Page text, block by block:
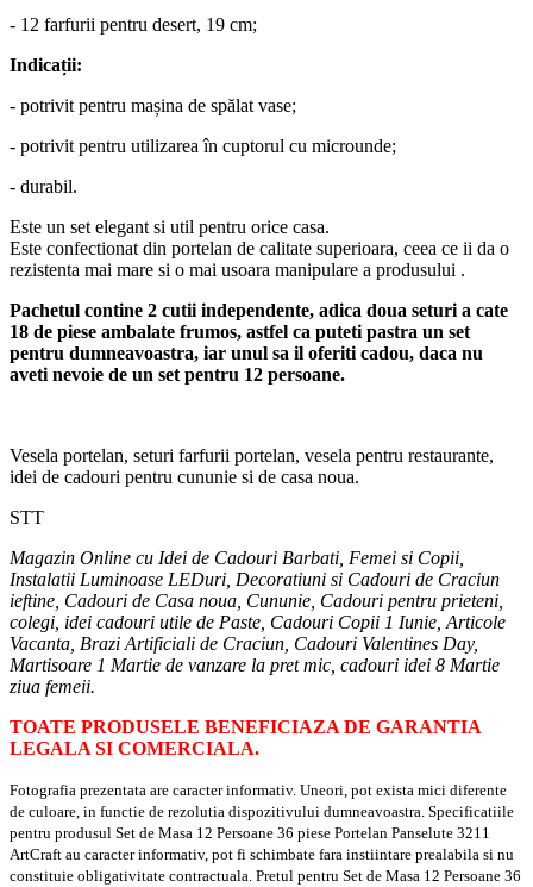
- 12 farfurii pentru desert, 19 cm;
Indicații:
- potrivit pentru mașina de spălat vase;
- potrivit pentru utilizarea în cuptorul cu microunde;
- durabil.
Este un set elegant si util pentru orice casa.
Este confectionat din portelan de calitate superioara, ceea ce ii da o
rezistenta mai mare si o mai usoara manipulare a produsului .
Pachetul contine 2 cutii independente, adica doua seturi a cate
18 de piese ambalate frumos, astfel ca puteti pastra un set
pentru dumneavoastra, iar unul sa il oferiti cadou, daca nu
aveti nevoie de un set pentru 12 persoane.
Vesela portelan, seturi farfurii portelan, vesela pentru restaurante,
idei de cadouri pentru cununie si de casa noua.
STT
Magazin Online cu Idei de Cadouri Barbati, Femei si Copii,
Instalatii Luminoase LEDuri, Decoratiuni si Cadouri de Craciun
ieftine, Cadouri de Casa noua, Cununie, Cadouri pentru prieteni,
colegi, idei cadouri utile de Paste, Cadouri Copii 1 Iunie, Articole
Vacanta, Brazi Artificiali de Craciun, Cadouri Valentines Day,
Martisoare 1 Martie de vanzare la pret mic, cadouri idei 8 Martie
ziua femeii.
TOATE PRODUSELE BENEFICIAZA DE GARANTIA
LEGALA SI COMERCIALA.
Fotografia prezentata are caracter informativ. Uneori, pot exista mici diferente
de culoare, in functie de rezolutia dispozitivului dumneavoastra. Specificatiile
pentru produsul Set de Masa 12 Persoane 36 piese Portelan Panselute 3211
ArtCraft au caracter informativ, pot fi schimbate fara instiintare prealabila si nu
constituie obligativitate contractuala. Pretul pentru Set de Masa 12 Persoane 36